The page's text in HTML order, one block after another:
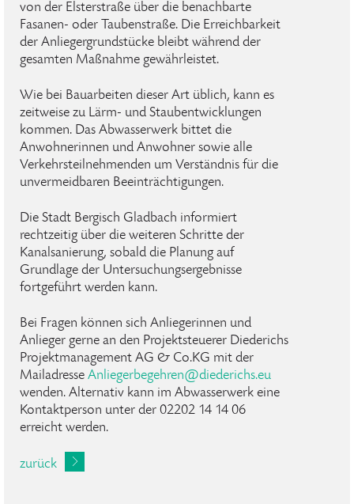
von der Elsterstraße über die benachbarte
Fasanen- oder Taubenstraße. Die Erreichbarkeit
der Anliegergrundstücke bleibt während der
gesamten Maßnahme gewährleistet.
Wie bei Bauarbeiten dieser Art üblich, kann es
zeitweise zu Lärm- und Staubentwicklungen
kommen. Das Abwasserwerk bittet die
Anwohnerinnen und Anwohner sowie alle
Verkehrsteilnehmenden um Verständnis für die
unvermeidbaren Beeinträchtigungen.
Die Stadt Bergisch Gladbach informiert
rechtzeitig über die weiteren Schritte der
Kanalsanierung, sobald die Planung auf
Grundlage der Untersuchungsergebnisse
fortgeführt werden kann.
Bei Fragen können sich Anliegerinnen und
Anlieger gerne an den Projektsteuerer Diederichs
Projektmanagement AG & Co.KG mit der
Mailadresse Anliegerbegehren@diederichs.eu
wenden. Alternativ kann im Abwasserwerk eine
Kontaktperson unter der 02202 14 14 06
erreicht werden.
zurück